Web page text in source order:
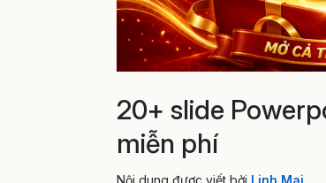
20+ slide
miễn phí